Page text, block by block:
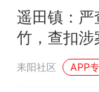
遥田镇：严
竹，查扣涉
150余件！
耒阳社区 APP